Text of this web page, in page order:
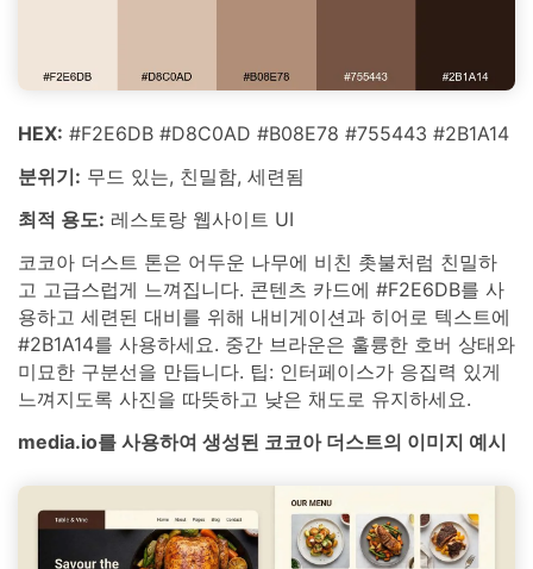
HEX: #F2E6DB #D8C0AD #B08E78 #755443 #2B1A14
분위기: 무드 있는, 친밀함, 세련됨
최적 용도: 레스토랑 웹사이트 UI
코코아 더스트 톤은 어두운 나무에 비친 촛불처럼 친밀하
고 고급스럽게 느껴집니다. 콘텐츠 카드에 #F2E6DB를 사
용하고 세련된 대비를 위해 내비게이션과 히어로 텍스트에
#2B1A14를 사용하세요. 중간 브라운은 훌륭한 호버 상태와
미묘한 구분선을 만듭니다. 팁: 인터페이스가 응집력 있게
느껴지도록 사진을 따뜻하고 낮은 채도로 유지하세요.
media.io를 사용하여 생성된 코코아 더스트의 이미지 예시